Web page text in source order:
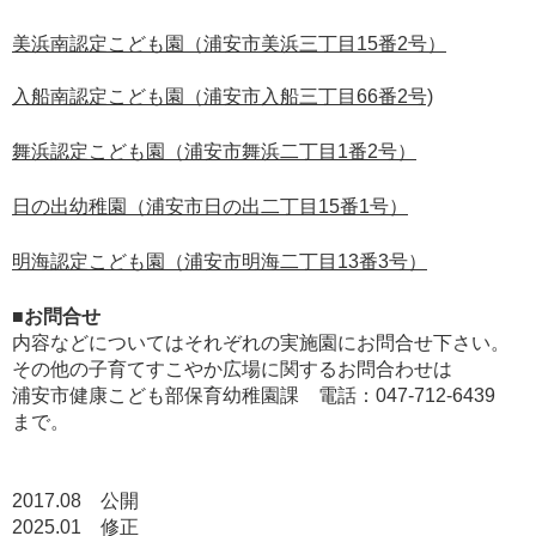
美浜南認定こども園（浦安市美浜三丁目15番2号）
入船南認定こども園（浦安市入船三丁目66番2号)
舞浜認定こども園（浦安市舞浜二丁目1番2号）
日の出幼稚園（浦安市日の出二丁目15番1号）
明海認定こども園（浦安市明海二丁目13番3号）
■お問合せ
内容などについてはそれぞれの実施園にお問合せ下さい。
その他の子育てすこやか広場に関するお問合わせは
浦安市健康こども部保育幼稚園課 電話：047-712-6439
まで。
2017.08 公開
2025.01 修正